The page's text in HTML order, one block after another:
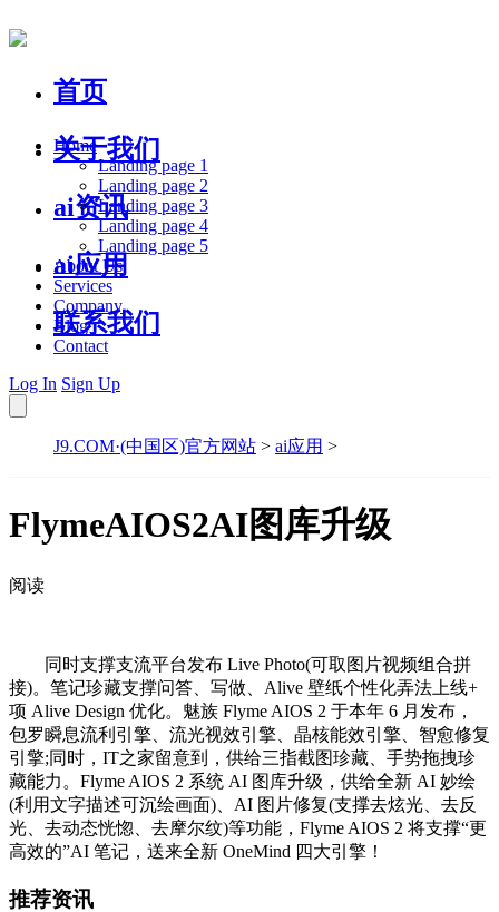
首页
关于我们
ai资讯
ai应用
联系我们
Home
Landing page 1
Landing page 2
Landing page 3
Landing page 4
Landing page 5
About Us
Services
Company
Blog
Contact
Log In Sign Up
J9.COM·(中国区)官方网站 > ai应用 >
FlymeAIOS2AI图库升级
阅读
同时支撑支流平台发布 Live Photo(可取图片视频组合拼
接)。笔记珍藏支撑问答、写做、Alive 壁纸个性化弄法上线+
项 Alive Design 优化。魅族 Flyme AIOS 2 于本年 6 月发布，
包罗瞬息流利引擎、流光视效引擎、晶核能效引擎、智愈修复
引擎;同时，IT之家留意到，供给三指截图珍藏、手势拖拽珍
藏能力。Flyme AIOS 2 系统 AI 图库升级，供给全新 AI 妙绘
(利用文字描述可沉绘画面)、AI 图片修复(支撑去炫光、去反
光、去动态恍惚、去摩尔纹)等功能，Flyme AIOS 2 将支撑“更
高效的”AI 笔记，送来全新 OneMind 四大引擎！
推荐资讯